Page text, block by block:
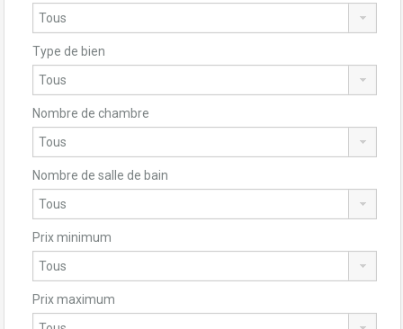
Type de bien
Nombre de chambre
Nombre de salle de bain
Prix minimum
Prix maximum